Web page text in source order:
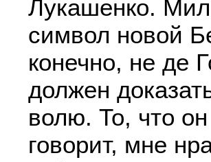
Лукашенко.
символ новой
конечно, не де
должен
волю. То, что
говорит, мне